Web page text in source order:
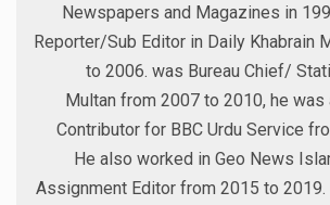
Newspapers and Magazines in
Reporter/Sub Editor in Daily Khabrain
to 2006. was Bureau Chief/
Multan from 2007 to 2010, he
Contributor for BBC Urdu Service
He also worked in Geo News
Assignment Editor from 2015 to